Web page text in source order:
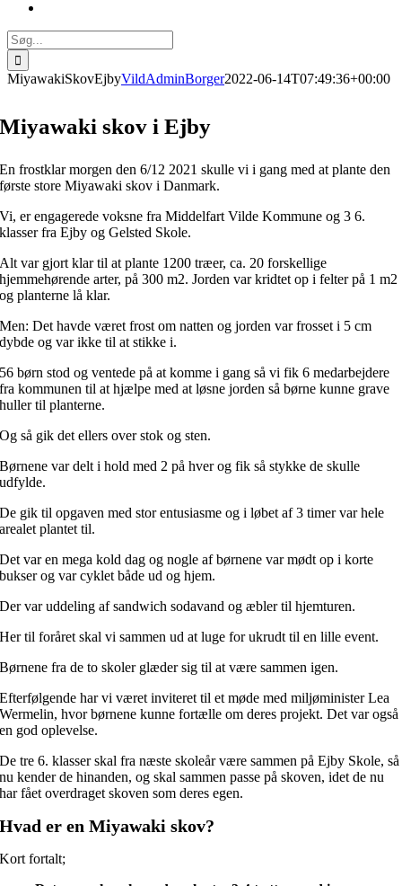
Søg
efter:
MiyawakiSkovEjbyVildAdminBorger2022-06-14T07:49:36+00:00
Miyawaki skov i Ejby
En frostklar morgen den 6/12 2021 skulle vi i gang med at plante den
første store Miyawaki skov i Danmark.
Vi, er engagerede voksne fra Middelfart Vilde Kommune og 3 6.
klasser fra Ejby og Gelsted Skole.
Alt var gjort klar til at plante 1200 træer, ca. 20 forskellige
hjemmehørende arter, på 300 m2.Jorden var kridtet op i felter på 1 m2
og planterne lå klar.
Men: Det havde været frost om natten og jorden var frosset i 5 cm
dybde og var ikke til at stikke i.
56 børn stod og ventede på at komme i gang så vi fik 6 medarbejdere
fra kommunen til at hjælpe med at løsne jorden så børne kunne grave
huller til planterne.
Og så gik det ellers over stok og sten.
Børnene var delt i hold med 2 på hver og fik så stykke de skulle
udfylde.
De gik til opgaven med stor entusiasme og i løbet af 3 timer var hele
arealet plantet til.
Det var en mega kold dag og nogle af børnene var mødt op i korte
bukser og var cyklet både ud og hjem.
Der var uddeling af sandwich sodavand og æbler til hjemturen.
Her til foråret skal vi sammen ud at luge for ukrudt til en lille event.
Børnene fra de to skoler glæder sig til at være sammen igen.
Efterfølgende har vi været inviteret til et møde med miljøminister Lea
Wermelin, hvor børnene kunne fortælle om deres projekt. Det var også
en god oplevelse.
De tre 6. klasser skal fra næste skoleår være sammen på Ejby Skole, så
nu kender de hinanden, og skal sammen passe på skoven, idet de nu
har fået overdraget skoven som deres egen.
Hvad er en Miyawaki skov?
Kort fortalt;